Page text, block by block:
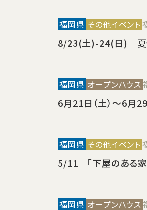
福岡県 その他イベント
8/23(土)-24(日) 夏休
福岡県 オープンハウス
6月21日（土）～6月
福岡県 その他イベント
5/11 「下屋のある
福岡県 オープンハウス